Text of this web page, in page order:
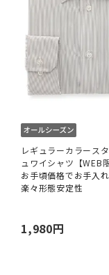
レギュラーカラース
ュワイシャツ【WEB限
お手頃価格でお手入
楽々形態安定性
1,980円